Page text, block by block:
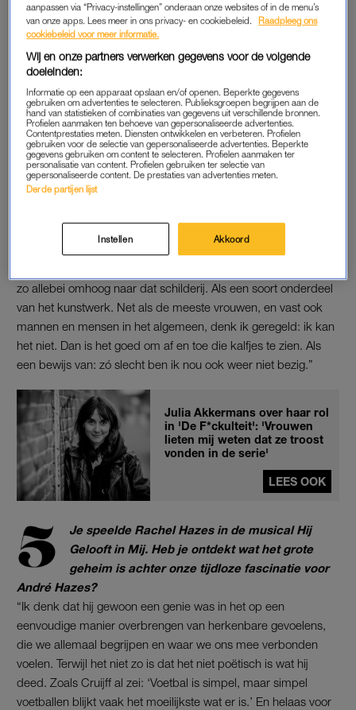
blij. Na de corona-periode ben ik meer film gaan doen, wat ik
heel leuk vind, maar daardoor had ik opeens vier en een half
besefte, realiseerde ik me twee dingen. Hoe heftig snel de tijd
Heb je nu blaren?
“Mijn speelvingers zijn wel heel dik, en de vingertoppen ervan
gevoelig.”
Je hebt twee Gouden Kalveren. Waar staan
zo allebei omhoog naar dat schilderij. Als een soort onderdeel
van het kunstwerk. Net als de meeste vrouwen, en vast ook
mannen en mensen in het algemeen, denk ik geregeld: ik kan
het niet. Dan is het goed om af en toe die kalfjes te zien. Als
een bewijs van: zó slecht ben ik nou ook weer niet bezig.”
Julia Akkermans over haar rol
in 'De F*ckulteit': 'Vrouwen
lieten mij weten dat ze troost
vonden in de serie'
LEES OOK
Je speelde Rachel Hazes in de musical Hij
Gelooft in Mij. Heb je ontdekt wat het grote
geheim is achter onze tijdloze fascinatie voor
André Hazes?
“Ik denk dat hij gewoon een genie was in het op een
eenvoudige manier overbrengen van herkenbare gevoelens,
die we allemaal begrijpen en waar we ons mee verbonden
voelen. Terwijl het niet zo is dat het niet poëtisch is wat hij
deed. Zoals Cruijff al zei: ‘Voetbal is simpel, maar simpel
voetballen blijkt vaak het moeilijkste wat er is.’ En helaas voor
aanpassen via “Privacy-instellingen” onderaan onze websites of in de menu’s
van onze apps. Lees meer in ons privacy- en cookiebeleid.
Raadpleeg ons
cookiebeleid voor meer informatie.
Wij en onze partners verwerken gegevens voor de volgende
doeleinden:
Informatie op een apparaat opslaan en/of openen. Beperkte gegevens
gebruiken om advertenties te selecteren. Publieksgroepen begrijpen aan de
hand van statistieken of combinaties van gegevens uit verschillende bronnen.
Profielen aanmaken ten behoeve van gepersonaliseerde advertenties.
Contentprestaties meten. Diensten ontwikkelen en verbeteren. Profielen
gebruiken voor de selectie van gepersonaliseerde advertenties. Beperkte
gegevens gebruiken om content te selecteren. Profielen aanmaken ter
personalisatie van content. Profielen gebruiken ter selectie van
gepersonaliseerde content. De prestaties van advertenties meten.
Derde partijen lijst
Instellen Akkoord